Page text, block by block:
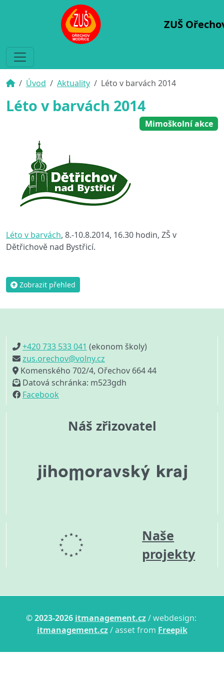
ZUŠ
Úvod Aktuality Léto v barvách 2014
Léto v barvách 2014
Mimoškolní akce
Léto v barvách, 8.-10.8.2014, 16.30 hodin, ZŠ v
Dětřichově nad Bystřicí.
Zobrazit přehled
+420 733 533 041 (ekonom školy)
zus.orechov@volny.cz
Komenského 702/4, Ořechov 664 44
Datová schránka: m523gdh
Facebook
Náš zřizovatel
Naše
projekty
© 2023-2026 itmanagement.cz / webdesign:
itmanagement.cz / asset from Freepik